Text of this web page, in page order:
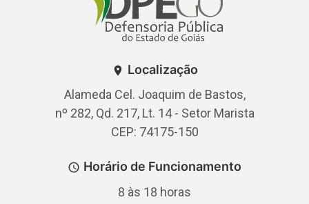
Localização
Alameda Cel. Joaquim de Bastos,
nº 282, Qd. 217, Lt. 14 - Setor Marista
CEP: 74175-150
Horário de Funcionamento
8 às 18 horas